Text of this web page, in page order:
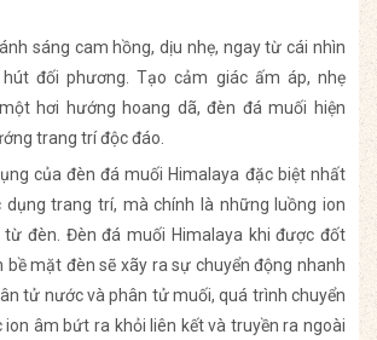
sáng cam hồng, dịu nhẹ, ngay từ cái nhìn
đối phương. Tạo cảm giác ấm áp, nhẹ
hơi hướng hoang dã, đèn đá muối hiện
trang trí độc đáo.
của đèn đá muối Himalaya đặc biệt nhất
dụng trang trí, mà chính là những luồng ion
đèn. Đèn đá muối Himalaya khi được đốt
bề mặt đèn sẽ xãy ra sự chuyển động nhanh
tử nước và phân tử muối, quá trình chuyển
ion âm bứt ra khỏi liên kết và truyền ra ngoài